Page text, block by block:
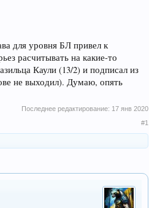
для уровня БЛ привел к
расчитывать на какие-то
Каули (13/2) и подписал из
не выходил). Думаю, опять
Последнее редактирование: 17 янв 2020
#1